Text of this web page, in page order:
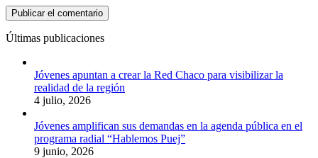
Últimas publicaciones
Jóvenes apuntan a crear la Red Chaco para visibilizar la
realidad de la región
4 julio, 2026
Jóvenes amplifican sus demandas en la agenda pública en el
programa radial “Hablemos Puej”
9 junio, 2026